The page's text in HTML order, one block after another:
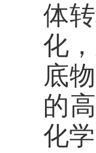
体
化
底
的
化